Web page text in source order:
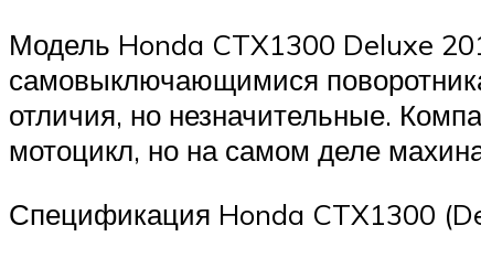
Модель Honda CTX1300 Deluxe
самовыключающимися
отличия, но незначительные.
мотоцикл, но на самом деле
Спецификация Honda CTX1300